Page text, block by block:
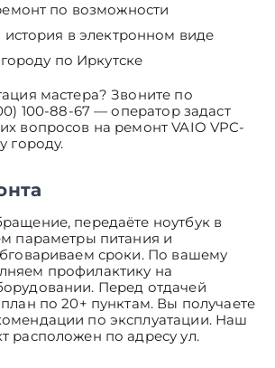
по возможности
история в электронном виде
по Иркутске
мастера? Звоните по
100-88-67 — оператор задаст
вопросов на ремонт VAIO VPC-
городу.
передаёте ноутбук в
параметры питания и
сроки. По вашему
профилактику на
Перед отдачей
по 20+ пунктам. Вы получаете
по эксплуатации. Наш
расположен по адресу ул.